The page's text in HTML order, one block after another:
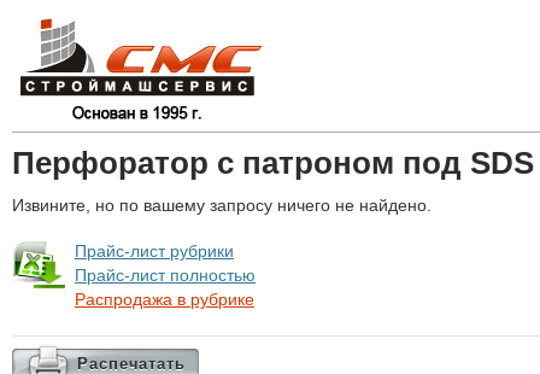
Перфоратор с патроном под SDS
Извините, но по вашему запросу ничего не найдено.
Прайс-лист рубрики
Прайс-лист полностью
Распродажа в рубрике
Распечатать